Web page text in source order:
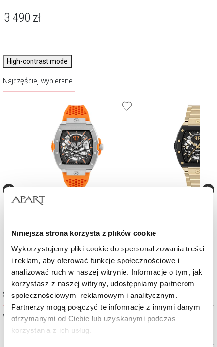
Niniejsza strona korzysta z plików cookie
Wykorzystujemy pliki cookie do spersonalizowania treści
i reklam, aby oferować funkcje społecznościowe i
analizować ruch w naszej witrynie. Informacje o tym, jak
korzystasz z naszej witryny, udostępniamy partnerom
społecznościowym, reklamowym i analitycznym.
Partnerzy mogą połączyć te informacje z innymi danymi
otrzymanymi od Ciebie lub uzyskanymi podczas
korzystania z ich usług.
3 490 zł
High-contrast mode
Najczęściej wybierane
Zegarek męski Philipp Plein THE
SKELETON LIMITED EDITION
3 190zł
Restyle
3 490
Sprawdź dostępność w salonie
Wybierz miasto lub salon
Wybierz miasto